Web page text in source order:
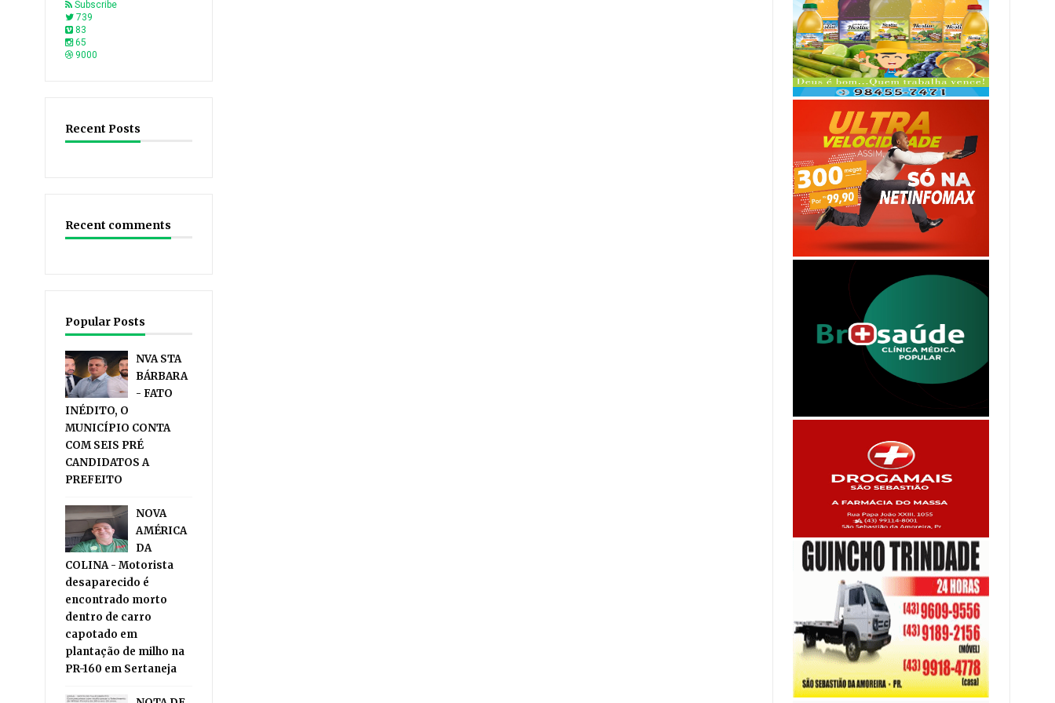
Subscribe
739
83
65
9000
Recent Posts
Recent comments
Popular Posts
NVA STA
BÁRBARA
- FATO
INÉDITO, O
MUNICÍPIO CONTA
COM SEIS PRÉ
CANDIDATOS A
PREFEITO
NOVA
AMÉRICA
DA
COLINA - Motorista
desaparecido é
encontrado morto
dentro de carro
capotado em
plantação de milho na
PR-160 em Sertaneja